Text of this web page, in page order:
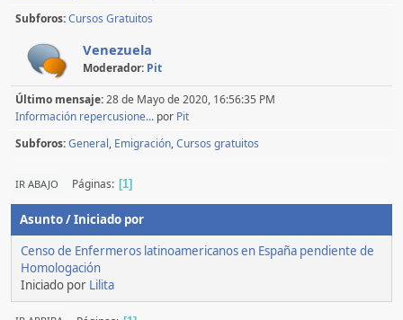
Subforos Cursos Gratuitos
Venezuela
Moderador: Pit
Último mensaje:28 de Mayo de 2020, 16:56:35 PM
Información repercusione... por Pit
Subforos General Emigración Cursos gratuitos
IR ABAJO Páginas 1
Asunto/Iniciado por
Censo de Enfermeros latinoamericanos en España pendiente de
Homologación
Iniciado por Lilita